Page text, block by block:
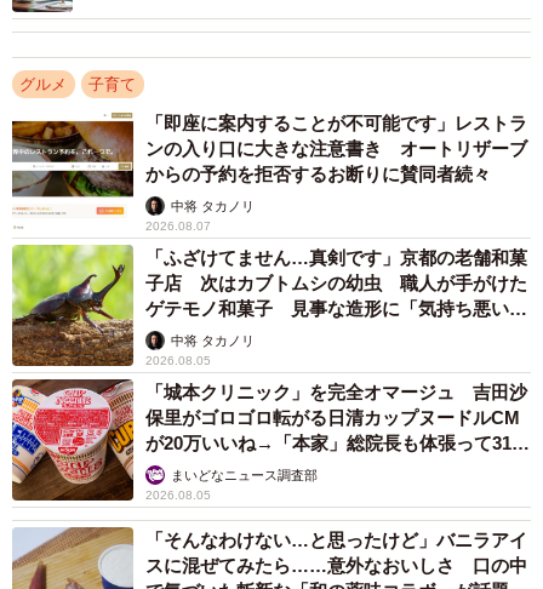
別の日に作ったお弁当。ボリューム感のあるおかずが並ぶ／Jun Junさん
（@jun.a22）提供
グルメ 子育て
「即座に案内することが不可能です」レストラ
ンの入り口に大きな注意書き オートリザーブ
からの予約を拒否するお断りに賛同者続々
中将 タカノリ
2026.08.07
「ふざけてません…真剣です」京都の老舗和菓
子店 次はカブトムシの幼虫 職人が手がけた
ゲテモノ和菓子 見事な造形に「気持ち悪いく
らいリアル」
中将 タカノリ
2026.08.05
「城本クリニック」を完全オマージュ 吉田沙
保里がゴロゴロ転がる日清カップヌードルCM
が20万いいね→「本家」総院長も体張って31万
いいねまいどなニュース調査部
2026.08.05
「そんなわけない…と思ったけど」バニラアイ
スに混ぜてみたら……意外なおいしさ 口の中